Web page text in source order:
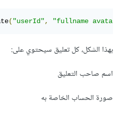
( "userId", "fullname avatar"
بهذا الشكل، كل تعليق سيحتوي على:
اسم صاحب التعليق
صورة الحساب الخاصة به